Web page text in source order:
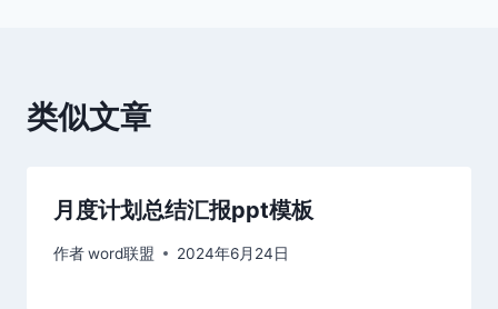
类似文章
月度计划总结汇报ppt模板
作者word联盟 2024年6月24日